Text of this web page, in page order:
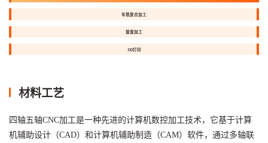
车铣复合加工
钣金加工
3D打印
材料工艺
四轴五轴CNC加工是一种先进的计算机数控加工技术，它基于计算
机辅助设计（CAD）和计算机辅助制造（CAM）软件，通过多轴联